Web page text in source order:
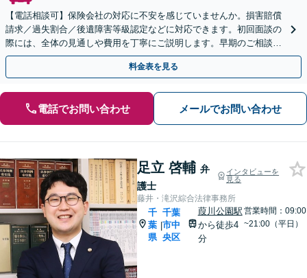
【電話相談可】保険会社の対応に不安を感じていませんか。損害賠償
請求／過失割合／後遺障害等級認定などに対応できます。初回面談の
際には、全体の見通しや費用を丁寧にご説明します。早期のご相談で
選択肢も広がります【柏駅5分】
料金表を見る
電話でお問い合わせ メールでお問い合わせ
足立 啓輔 弁
護士
インタビューを
見る
藤井・滝沢綜合法律事務所
千
葉
県
|
千葉
市中
央区
葭川公園駅
から徒歩4
分
営業時間：09:00
~21:00（平日）